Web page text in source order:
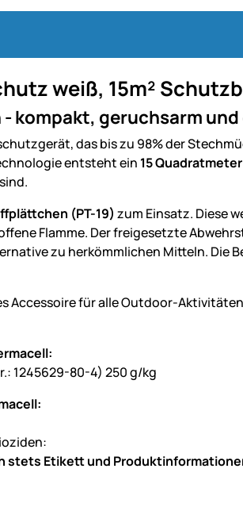
weiß, 15m²
kompakt, geruchsarm
das bis zu 98% der
entsteht ein 15
(PT-19) zum Einsatz. Diese
Flamme. Der freigesetzte
zu herkömmlichen Mitteln. Die
Accessoire für alle Outdoor-
1245629-80-4) 250 g/kg
stets Etikett und